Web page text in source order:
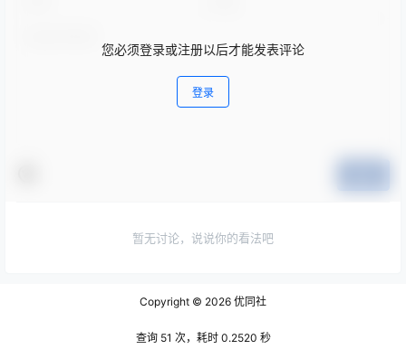
您必须登录或注册以后才能发表评论
登录
暂无讨论，说说你的看法吧
Copyright © 2026 优同社
查询 51 次，耗时 0.2520 秒